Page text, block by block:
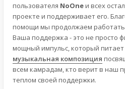
пользователя NoOne и всех
проекте и поддерживает его.
помощи мы продолжаем работать
Ваша поддержка - это не просто
мощный импульс, который
музыкальная композиция
всем камрадам, кто верит в наш
теплом своей поддержки.